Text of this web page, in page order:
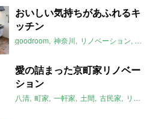
おいしい気持ちがあふれるキ
ッチン
goodroom 神奈川 リノベーション 無垢
愛の詰まった京町家リノベー
ション
八清 町家 一軒家 土間 古民家 リノベーション